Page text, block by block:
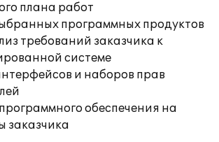
плана работ
программных продуктов
требований заказчика к
системе
и наборов прав
обеспечения на
заказчика